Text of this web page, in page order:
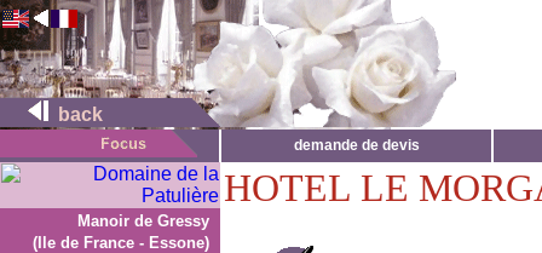
back
demande de devis
Manoir de Gressy
(Ile de France - Essone)
HOTEL LE